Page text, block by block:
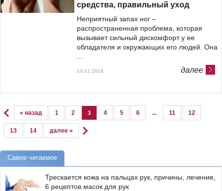
средства, правильный уход
Неприятный запах ног –
распространенная проблема, которая
вызывает сильный дискомфорт у ее
обладателя и окружающих его людей. Она
далее
10.01.2018
« назад 1 2 3 4 5 6 ... 11 12
13 14 далее »
Самое читаемое
Трескается кожа на пальцах рук, причины, лечение,
6 рецептов масок для рук